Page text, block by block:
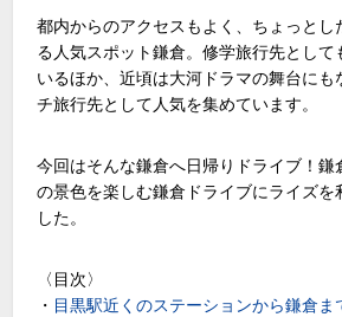
都内からのアクセスもよく、ちょっとし
る人気スポット鎌倉。修学旅行先として
いるほか、近頃は大河ドラマの舞台にも
チ旅行先として人気を集めています。
今回はそんな鎌倉へ日帰りドライブ！鎌
の景色を楽しむ鎌倉ドライブにライズを
した。
〈目次〉
・ 目黒駅近くのステーションから鎌倉ま